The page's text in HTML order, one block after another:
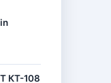
КТ-108